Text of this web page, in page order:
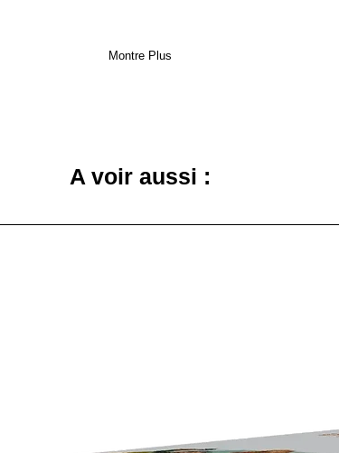
Montre Plus
A voir aussi :